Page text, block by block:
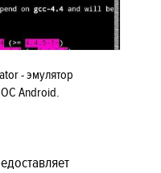
- эмулятор
ОС Android.